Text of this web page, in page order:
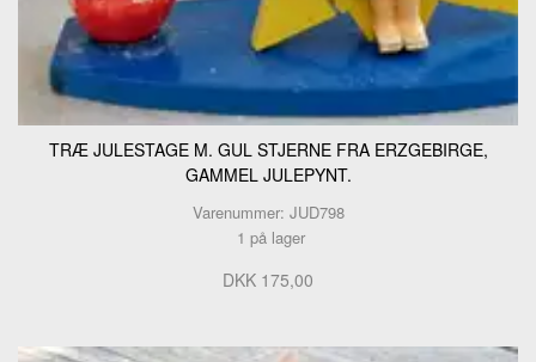
TRÆ JULESTAGE M. GUL STJERNE FRA ERZGEBIRGE,
GAMMEL JULEPYNT.
Varenummer: JUD798
1 på lager
DKK 175,00